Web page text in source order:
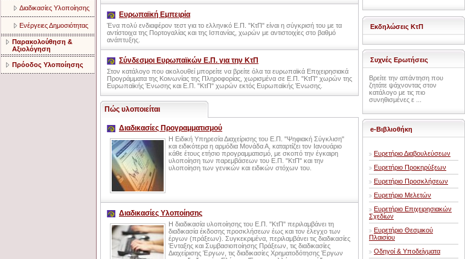
Διαδικασίες Υλοποίησης
Ενέργειες Δημοσιότητας
Παρακολούθηση &
Αξιολόγηση
Πρόοδος Υλοποίησης
Ευρωπαϊκή Εμπειρία
Ένα πολύ ενδιαφέρον τεστ για το ελληνικό Ε.Π. "ΚτΠ" είναι η σύγκρισή του με τα
αντίστοιχα της Πορτογαλίας και της Ισπανίας, χωρών με αντιστοιχίες στο βαθμό
ανάπτυξης.
Σύνδεσμοι Ευρωπαϊκών Ε.Π. για την ΚτΠ
Στον κατάλογο που ακολουθεί μπορείτε να βρείτε όλα τα ευρωπαϊκά Επιχειρησιακά
Προγράμματα της Κοινωνίας της Πληροφορίας, χωρισμένα σε Ε.Π. "ΚτΠ" χωρών της
Ευρωπαϊκής Ένωσης και Ε.Π. "ΚτΠ" χωρών εκτός Ευρωπαϊκής Ένωσης.
Πώς υλοποιείται
Διαδικασίες Προγραμματισμού
Η Ειδική Υπηρεσία Διαχείρισης του Ε.Π. "Ψηφιακή Σύγκλιση"
και ειδικότερα η αρμόδια Μονάδα Α, καταρτίζει τον Ιανουάριο
κάθε έτους ετήσιο προγραμματισμό, με σκοπό την έγκαιρη
υλοποίηση των παρεμβάσεων του Ε.Π. "ΚτΠ" και την
υλοποίηση των γενικών και ειδικών στόχων του.
Διαδικασίες Υλοποίησης
Η διαδικασία υλοποίησης του Ε.Π. "ΚτΠ" περιλαμβάνει τη
διαδικασία έκδοσης προσκλήσεων έως και τον έλεγχο των
έργων (πράξεων). Συγκεκριμένα, περιλαμβάνει τις διαδικασίες
Ένταξης και Συμβασιοποίησης Πράξεων, τις διαδικασίες
Διαχείρισης Έργων, τις διαδικασίες Χρηματοδότησης Έργων
Εκδηλώσεις ΚτΠ
Συχνές Ερωτήσεις
Βρείτε την απάντηση που
ζητάτε ψάχνοντας στον
κατάλογο με τις πιο
συνηθισμένες ε ...
e-Βιβλιοθήκη
Ευρετήριο Διαβουλεύσεων
Ευρετήριο Προκηρύξεων
Ευρετήριο Προσκλήσεων
Ευρετήριο Μελετών
Ευρετήριο Επιχειρησιακών
Σχεδίων
Ευρετήριο Θεσμικού
Πλαισίου
Οδηγοί & Υποδείγματα